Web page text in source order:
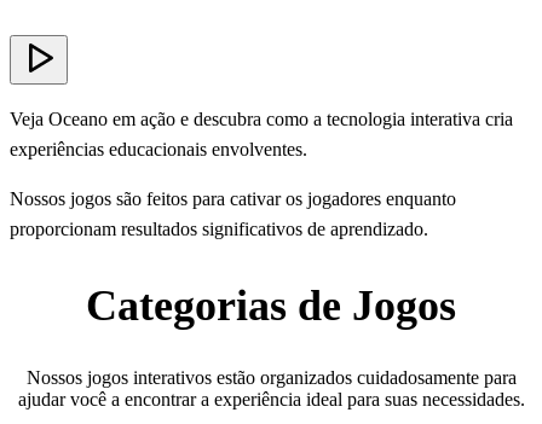
Veja Oceano em ação e descubra como a tecnologia interativa cria
experiências educacionais envolventes.
Nossos jogos são feitos para cativar os jogadores enquanto
proporcionam resultados significativos de aprendizado.
Categorias de Jogos
Nossos jogos interativos estão organizados cuidadosamente para
ajudar você a encontrar a experiência ideal para suas necessidades.